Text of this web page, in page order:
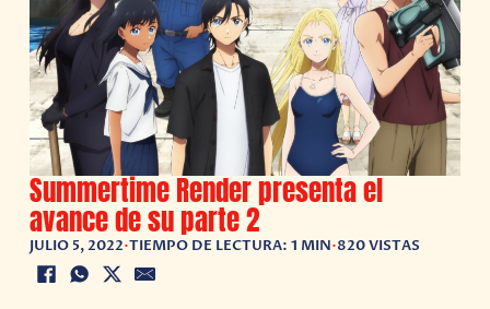
Summertime Render presenta el
avance de su parte 2
JULIO 5, 2022•TIEMPO DE LECTURA: 1 MIN•820 VISTAS